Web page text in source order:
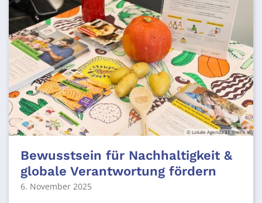
© Lokale Agenda 21 Trier e.V.
Bewusstsein für Nachhaltigkeit &
globale Verantwortung fördern
6. November 2025